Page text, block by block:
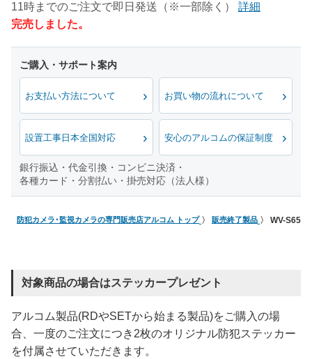
11時までのご注文で即日発送（※一部除く）
詳細
完売しました。
お支払い方法について お買い物の流れについて
設置工事日本全国対応 安心のアルコムの保証制度
銀行振込・代金引換・コンビニ決済・
各種カード・分割払い・掛売対応（法人様）
防犯カメラ･監視カメラの専門販売店アルコム トップ 販売終了製品 WV-
対象商品の場合はステッカープレゼント
アルコム製品(RDやSETから始まる製品)をご購入の場
合、一度のご注文につき2枚のオリジナル防犯ステッカー
を付属させていただきます。